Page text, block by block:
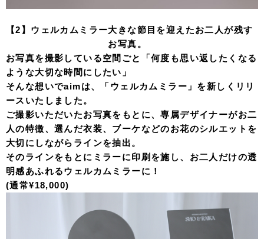
【2】ウェルカムミラー大きな節目を迎えたお二人が残す
お写真。
お写真を撮影している空間ごと「何度も思い返したくなる
ような大切な時間にしたい」
そんな想いでaimは、「ウェルカムミラー」を新しくリリ
ースいたしました。
ご撮影いただいたお写真をもとに、専属デザイナーがお二
人の特徴、選んだ衣装、ブーケなどのお花のシルエットを
大切にしながらラインを抽出。
そのラインをもとにミラーに印刷を施し、お二人だけの透
明感あふれるウェルカムミラーに！
(通常¥18,000)